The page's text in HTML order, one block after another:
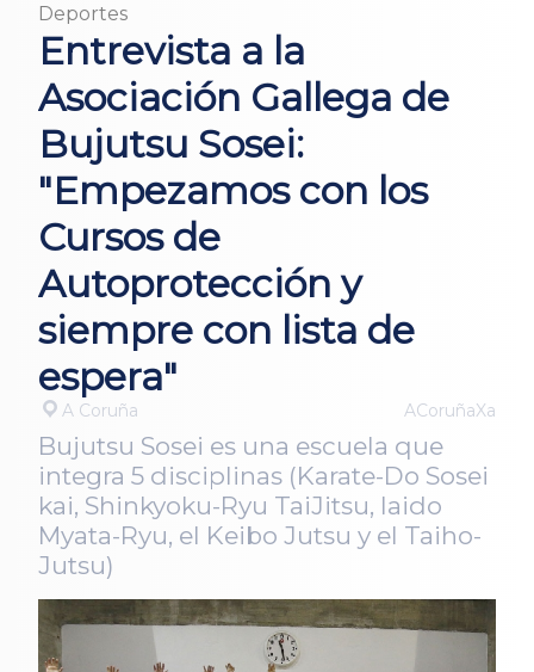
Deportes
Entrevista a la
Asociación Gallega de
Bujutsu Sosei:
"Empezamos con los
Cursos de
Autoprotección y
siempre con lista de
espera"
A Coruña ACoruñaXa
Bujutsu Sosei es una escuela que
integra 5 disciplinas (Karate-Do Sosei
kai, Shinkyoku-Ryu TaiJitsu, Iaido
Myata-Ryu, el Keibo Jutsu y el Taiho-
Jutsu)